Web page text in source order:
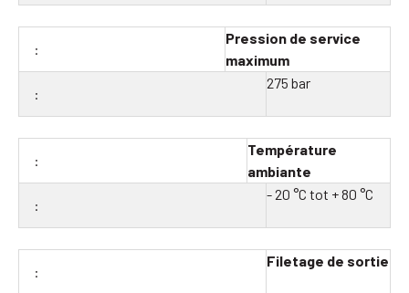
Pression de service
maximum
275 bar
Température
ambiante
- 20 °C tot + 80 °C
Filetage de sortie